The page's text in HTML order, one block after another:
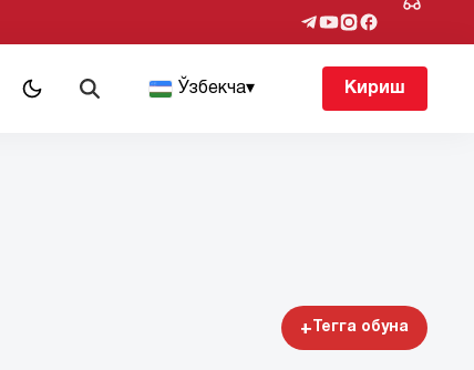
Ўзбекча▾ Кириш
+ Тегга обуна